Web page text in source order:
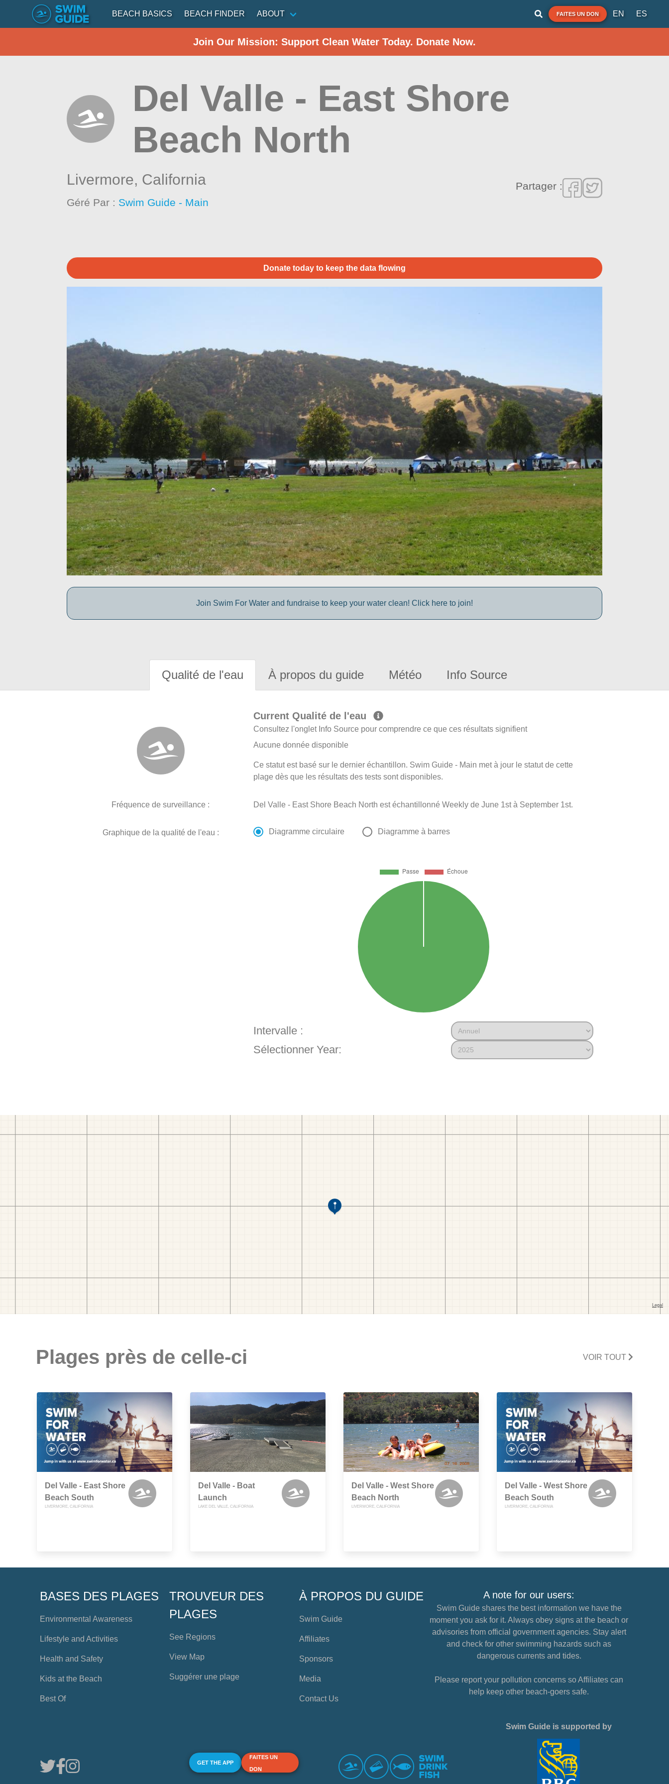
BEACH BASICS BEACH FINDER ABOUT FAITES UN DON EN ES
Join Our Mission: Support Clean Water Today. Donate Now.
Del Valle - East Shore
Beach North
Livermore, California
Géré Par : Swim Guide - Main
Partager :
Donate today to keep the data flowing
Join Swim For Water and fundraise to keep your water clean! Click here to join!
Qualité de l'eau À propos du guide Météo Info Source
Current Qualité de l'eau
Consultez l'onglet Info Source pour comprendre ce que ces résultats signifient
Aucune donnée disponible
Ce statut est basé sur le dernier échantillon. Swim Guide - Main met à jour le statut de cette
plage dès que les résultats des tests sont disponibles.
Fréquence de surveillance : Del Valle - East Shore Beach North est échantillonné Weekly de June 1st à September 1st.
Graphique de la qualité de l'eau : Diagramme circulaire Diagramme à barres
Intervalle :
Sélectionner Year:
Plages près de celle-ci VOIR TOUT
Del Valle - East Shore
Beach South
LIVERMORE, CALIFORNIA
Del Valle - Boat
Launch
LAKE DEL VALLE, CALIFORNIA
Del Valle - West Shore
Beach North
LIVERMORE, CALIFORNIA
Del Valle - West Shore
Beach South
LIVERMORE, CALIFORNIA
BASES DES PLAGES
Environmental Awareness
Lifestyle and Activities
Health and Safety
Kids at the Beach
Best Of
TROUVEUR DES
PLAGES
See Regions
View Map
Suggérer une plage
À PROPOS DU GUIDE
Swim Guide
Affiliates
Sponsors
Media
Contact Us
A note for our users:
Swim Guide shares the best information we have the
moment you ask for it. Always obey signs at the beach or
advisories from official government agencies. Stay alert
and check for other swimming hazards such as
dangerous currents and tides.
Please report your pollution concerns so Affiliates can
help keep other beach-goers safe.
GET THE APP
FAITES UN
DON
Swim Guide is supported by